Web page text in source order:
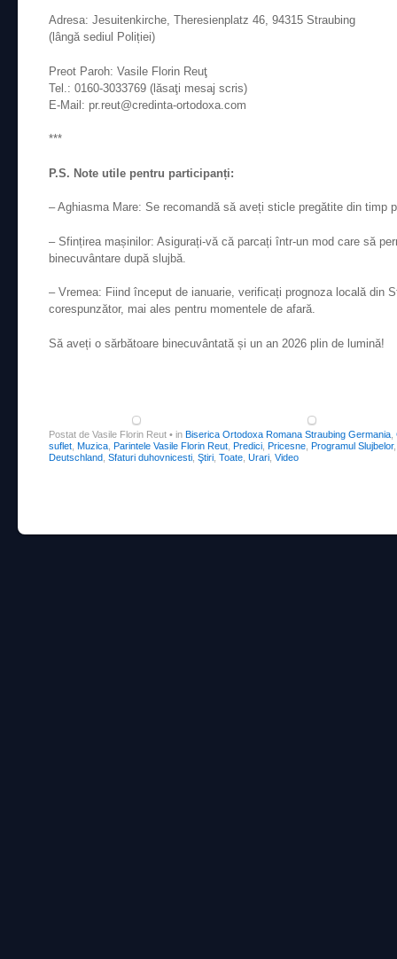
Adresa: Jesuitenkirche, Theresienplatz 46, 94315 Straubing
(lângă sediul Poliției)
Preot Paroh: Vasile Florin Reuţ
Tel.: 0160-3033769 (lăsaţi mesaj scris)
E-Mail: pr.reut@credinta-ortodoxa.com
***
P.S. Note utile pentru participanți:
– Aghiasma Mare: Se recomandă să aveți sticle pregătite din timp
– Sfințirea mașinilor: Asigurați-vă că parcați într-un mod care să
binecuvântare după slujbă.
– Vremea: Fiind început de ianuarie, verificați prognoza locală din
corespunzător, mai ales pentru momentele de afară.
Să aveți o sărbătoare binecuvântată și un an 2026 plin de lumină!
Postat de Vasile Florin Reut • in Biserica Ortodoxa Romana Straubing Germania
suflet Muzica Parintele Vasile Florin Reut Predici Pricesne Programul Slujbelor
Deutschland Sfaturi duhovnicesti Ştiri Toate Urari Video